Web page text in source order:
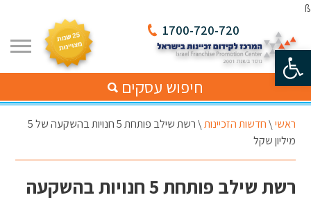
פתח סרגל נגישות
ß
1700-720-720
חיפוש עסקים
ראשי\חדשות הזכיינות\
רשת שילב פותחת 5 חנויות בהשקעה של 5
מיליון שקל
רשת שילב פותחת 5 חנויות בהשקעה